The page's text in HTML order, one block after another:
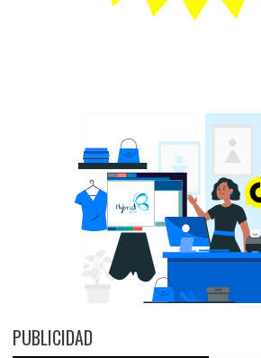
PUBLICIDAD